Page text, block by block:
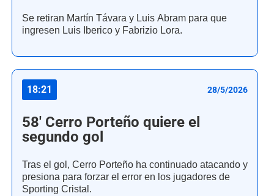
Se retiran Martín Távara y Luis Abram para que
ingresen Luis Iberico y Fabrizio Lora.
18:21 28/5/2026
58' Cerro Porteño quiere el
segundo gol
Tras el gol, Cerro Porteño ha continuado atacando y
presiona para forzar el error en los jugadores de
Sporting Cristal.